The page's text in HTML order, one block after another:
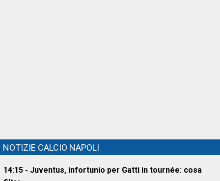
NOTIZIE CALCIO NAPOLI
14:15 - Juventus, infortunio per Gatti in tournée: cosa